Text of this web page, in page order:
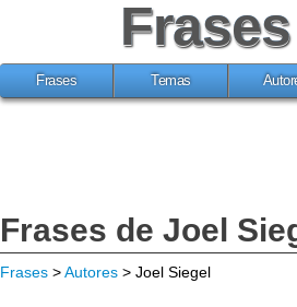
Frases
Frases Temas
Frases de Joel
Frases >Autores > Joel Siegel